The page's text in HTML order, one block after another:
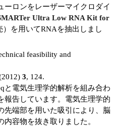
ーロンをレーザーマイクロダイ
Ultra Low RNA Kit for
）を用いてRNAを抽出しまし
feasibility and
3, 124.
と電気生理学的解析を組み合わ
報告しています。電気生理学的
先端部を用いた吸引により、脳
容物を抜き取りました。